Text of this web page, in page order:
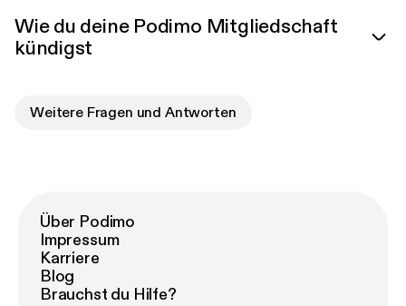
Wie du deine Podimo Mitgliedschaft
kündigst
Weitere Fragen und Antworten
Über Podimo
Impressum
Karriere
Blog
Brauchst du Hilfe?